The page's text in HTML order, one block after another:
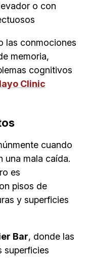
o con
las conmociones
memoria,
cognitivos
Clinic
cuando
una mala caída.
es
pisos de
y superficies
Bar, donde las
superficies